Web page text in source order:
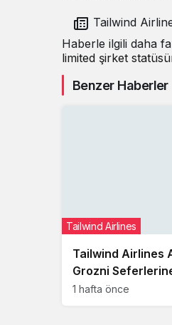
kurdu
Haberle ilgili daha
limited şirket
Benzer Haberler
Tailwind Airlines
Grozni
Tailwind Airlines
1 hafta önce